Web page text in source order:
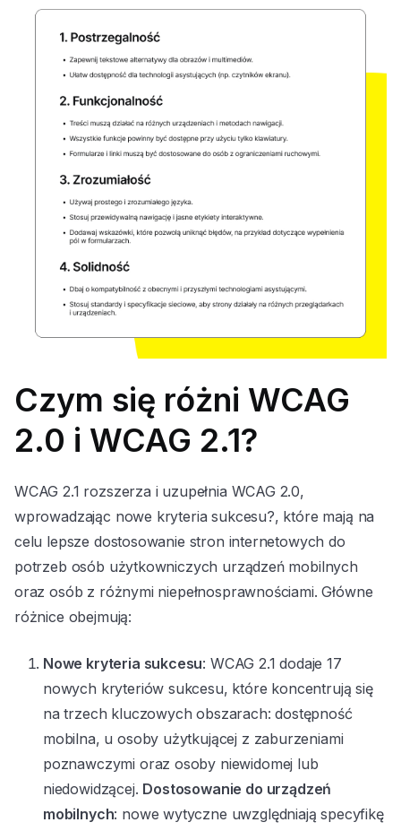
Czym się różni WCAG
2.0 i WCAG 2.1?
WCAG 2.1 rozszerza i uzupełnia WCAG 2.0,
wprowadzając nowe kryteria sukcesu?, które mają na
celu lepsze dostosowanie stron internetowych do
potrzeb osób użytkowniczych urządzeń mobilnych
oraz osób z różnymi niepełnosprawnościami. Główne
różnice obejmują:
Nowe kryteria sukcesu: WCAG 2.1 dodaje 17
nowych kryteriów sukcesu, które koncentrują się
na trzech kluczowych obszarach: dostępność
mobilna, u osoby użytkującej z zaburzeniami
poznawczymi oraz osoby niewidomej lub
niedowidzącej. Dostosowanie do urządzeń
mobilnych: nowe wytyczne uwzględniają specyfikę